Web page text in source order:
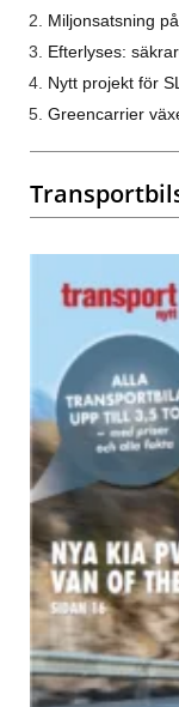
Miljonsatsning
Efterlyses:
Nytt projekt för
Greencarrier